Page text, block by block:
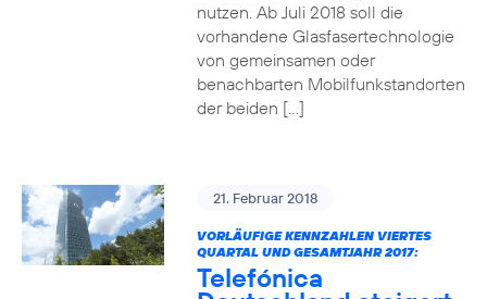
nutzen. Ab Juli 2018 soll die
vorhandene Glasfasertechnologie
von gemeinsamen oder
benachbarten Mobilfunkstandorten
der beiden […]
21. Februar 2018
VORLÄUFIGE KENNZAHLEN VIERTES
QUARTAL UND GESAMTJAHR 2017:
Telefónica